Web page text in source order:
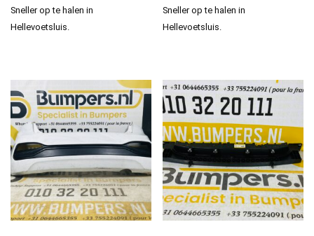
Sneller op te halen in
Hellevoetsluis.
Sneller op te halen in
Hellevoetsluis.